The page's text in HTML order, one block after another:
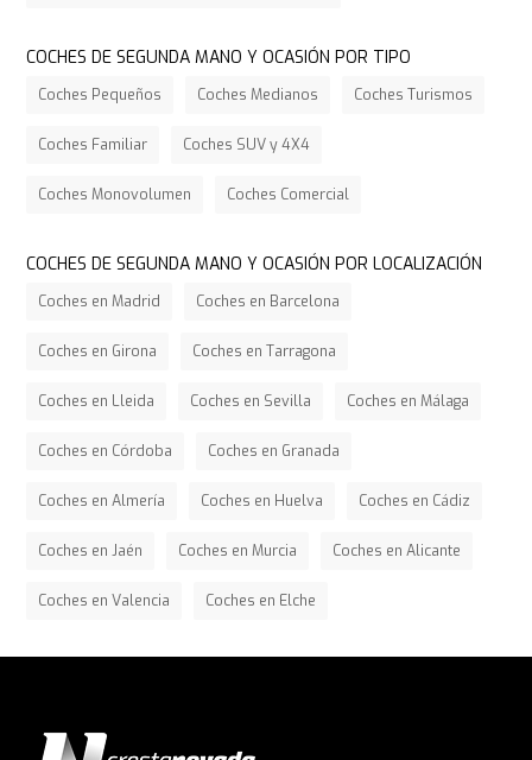
COCHES DE SEGUNDA MANO Y OCASIÓN POR TIPO
Coches Pequeños Coches Medianos Coches Turismos
Coches Familiar Coches SUV y 4X4
Coches Monovolumen Coches Comercial
COCHES DE SEGUNDA MANO Y OCASIÓN POR LOCALIZACIÓN
Coches en Madrid Coches en Barcelona
Coches en Girona Coches en Tarragona
Coches en Lleida Coches en Sevilla Coches en Málaga
Coches en Córdoba Coches en Granada
Coches en Almería Coches en Huelva Coches en Cádiz
Coches en Jaén Coches en Murcia Coches en Alicante
Coches en Valencia Coches en Elche